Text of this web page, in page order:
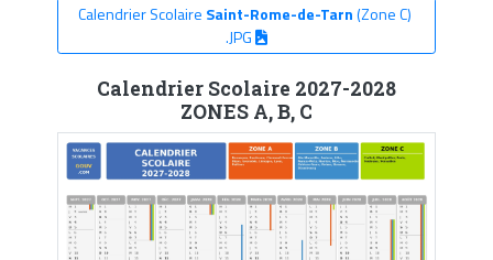
Calendrier Scolaire Saint-Rome-de-Tarn(Zone C)
.JPG
Calendrier Scolaire 2027-2028
ZONES A, B, C